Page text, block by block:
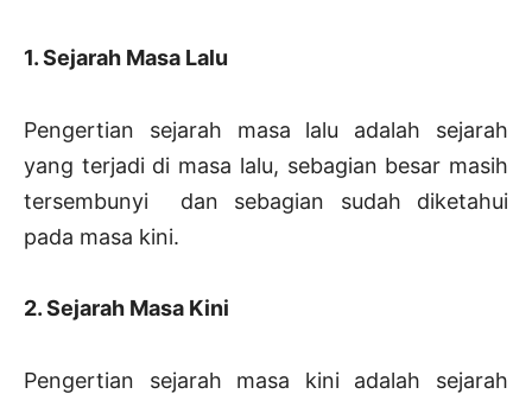
1. Sejarah Masa Lalu
Pengertian sejarah masa lalu adalah sejarah
yang terjadi di masa lalu, sebagian besar masih
tersembunyi dan sebagian sudah diketahui
pada masa kini.
2. Sejarah Masa Kini
Pengertian sejarah masa kini adalah sejarah